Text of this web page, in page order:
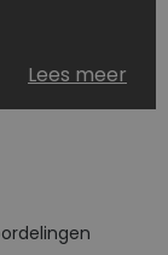
een
online
Lees meer